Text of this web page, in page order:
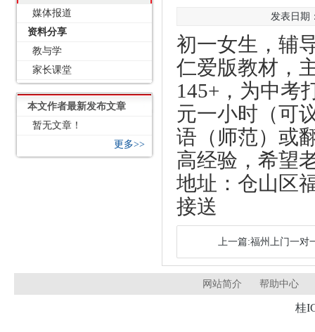
媒体报道
资料分享
教与学
家长课堂
本文作者最新发布文章
暂无文章！
更多>>
发表日期
初一女生，辅
仁爱版教材，
145+，为中考
元一小时（可
语（师范）或
高经验，希望
地址：仓山区
接送
上一篇:福州上门一对
网站简介 帮助中心
桂